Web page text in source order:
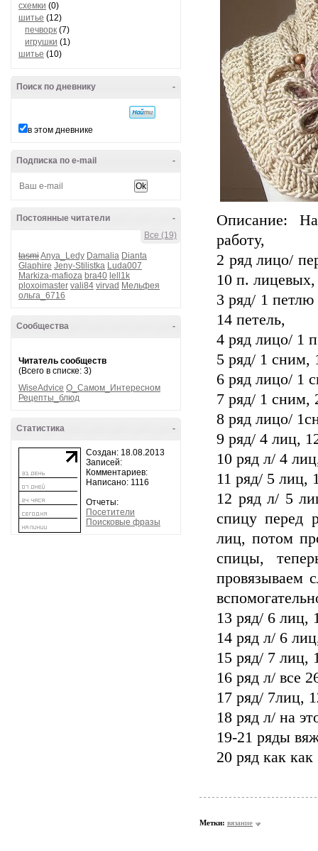
схемки (0)
шитье (12)
печворк (7)
игрушки (1)
шитье (10)
-
Поиск по дневнику
в этом дневнике
-
Подписка по e-mail
-
Постоянные читатели
Все (19)
tasmiAnya_Ledy Damalia Dianta
Glaphire Jeny-Stilistka Luda007
Markiza-mafioza bra40 lell1k
ploxoimaster vali84 virvad Мельфея
ольга_6716
-
Сообщества
Читатель сообществ
(Всего в списке: 3)
WiseAdvice О_Самом_Интересном
Рецепты_блюд
-
Статистика
Создан: 18.08.2013
Записей:
Комментариев:
Написано: 1116
Отчеты:
Посетители
Поисковые фразы
Описание:
работу,
2 ряд лицо/
10 п.
3 ряд/ 1 петлю
14 петель,
4 ряд лицо/ 1
5 ряд/ 1 сним,
6 ряд лицо/ 1
7 ряд/ 1 сним,
8 ряд лицо/
9 ряд/ 4 лиц,
10 ряд л/ 4
11 ряд/ 5 лиц,
12 ряд л/ 5
спицу перед
лиц, потом
спицы,
провязываем
13 ряд/ 6 лиц,
14 ряд л/ 6
15 ряд/ 7 лиц,
16 ряд л/ все
17 ряд/ 7лиц,
18 ряд л/ на
19-21 ряды
20 ряд как как
Метки: вязание